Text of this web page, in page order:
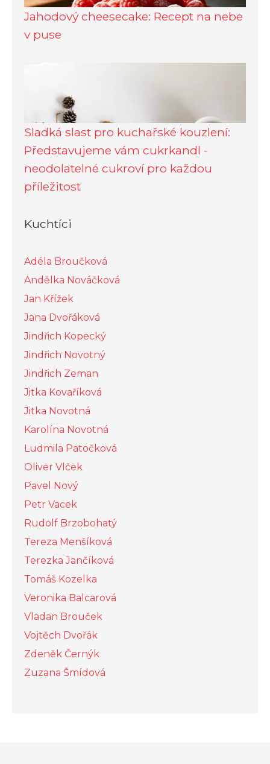
Jahodový cheesecake: Recept na nebe
v puse
Sladká slast pro kuchařské kouzlení:
Představujeme vám cukrkandl -
neodolatelné cukroví pro každou
příležitost
Kuchtíci
Adéla Broučková
Andělka Nováčková
Jan Křížek
Jana Dvořáková
Jindřich Kopecký
Jindřich Novotný
Jindřich Zeman
Jitka Kovaříková
Jitka Novotná
Karolína Novotná
Ludmila Patočková
Oliver Vlček
Pavel Nový
Petr Vacek
Rudolf Brzobohatý
Tereza Menšíková
Terezka Jančíková
Tomáš Kozelka
Veronika Balcarová
Vladan Brouček
Vojtěch Dvořák
Zdeněk Černýk
Zuzana Šmídová